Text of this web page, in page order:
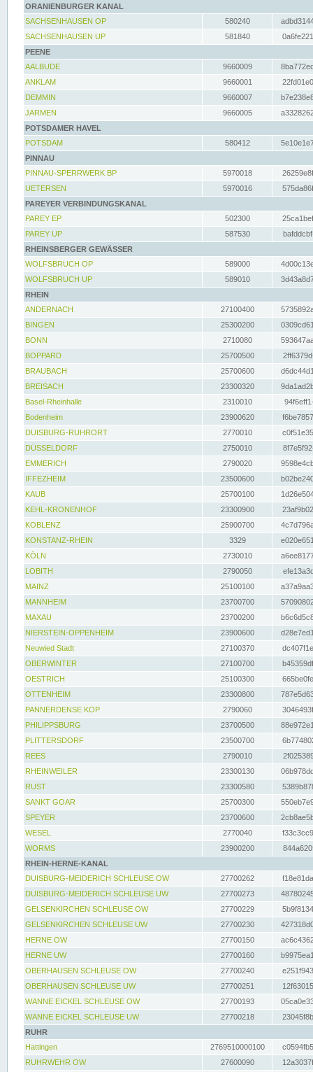
ORANIENBURGER KANAL
SACHSENHAUSEN OP
580240
SACHSENHAUSEN UP
581840
PEENE
AALBUDE
9660009
ANKLAM
9660001
DEMMIN
9660007
JARMEN
9660005
POTSDAMER HAVEL
POTSDAM
580412
PINNAU
PINNAU-SPERRWERK BP
5970018
UETERSEN
5970016
PAREYER VERBINDUNGSKANAL
PAREY EP
502300
PAREY UP
587530
RHEINSBERGER GEWÄSSER
WOLFSBRUCH OP
589000
WOLFSBRUCH UP
589010
RHEIN
ANDERNACH
27100400
BINGEN
25300200
BONN
2710080
BOPPARD
25700500
BRAUBACH
25700600
BREISACH
23300320
Basel-Rheinhalle
2310010
Bodenheim
23900620
DUISBURG-RUHRORT
2770010
DÜSSELDORF
2750010
EMMERICH
2790020
IFFEZHEIM
23500600
KAUB
25700100
KEHL-KRONENHOF
23300900
KOBLENZ
25900700
KONSTANZ-RHEIN
3329
KÖLN
2730010
LOBITH
2790050
MAINZ
25100100
MANNHEIM
23700700
MAXAU
23700200
NIERSTEIN-OPPENHEIM
23900600
Neuwied Stadt
27100370
OBERWINTER
27100700
OESTRICH
25100300
OTTENHEIM
23300800
PANNERDENSE KOP
2790060
PHILIPPSBURG
23700500
PLITTERSDORF
23500700
REES
2790010
RHEINWEILER
23300130
RUST
23300580
SANKT GOAR
25700300
SPEYER
23700600
WESEL
2770040
WORMS
23900200
RHEIN-HERNE-KANAL
DUISBURG-MEIDERICH SCHLEUSE OW
27700262
DUISBURG-MEIDERICH SCHLEUSE UW
27700273
GELSENKIRCHEN SCHLEUSE OW
27700229
GELSENKIRCHEN SCHLEUSE UW
27700230
HERNE OW
27700150
HERNE UW
27700160
OBERHAUSEN SCHLEUSE OW
27700240
OBERHAUSEN SCHLEUSE UW
27700251
WANNE EICKEL SCHLEUSE OW
27700193
WANNE EICKEL SCHLEUSE UW
27700218
RUHR
Hattingen
2769510000100
RUHRWEHR OW
27600090